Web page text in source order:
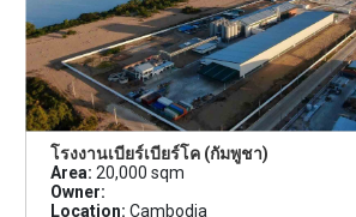
โรงงานเบียร์เบียร์โค (กัมพูชา)
Area: 20,000 sqm
Owner:
Location: Cambodia